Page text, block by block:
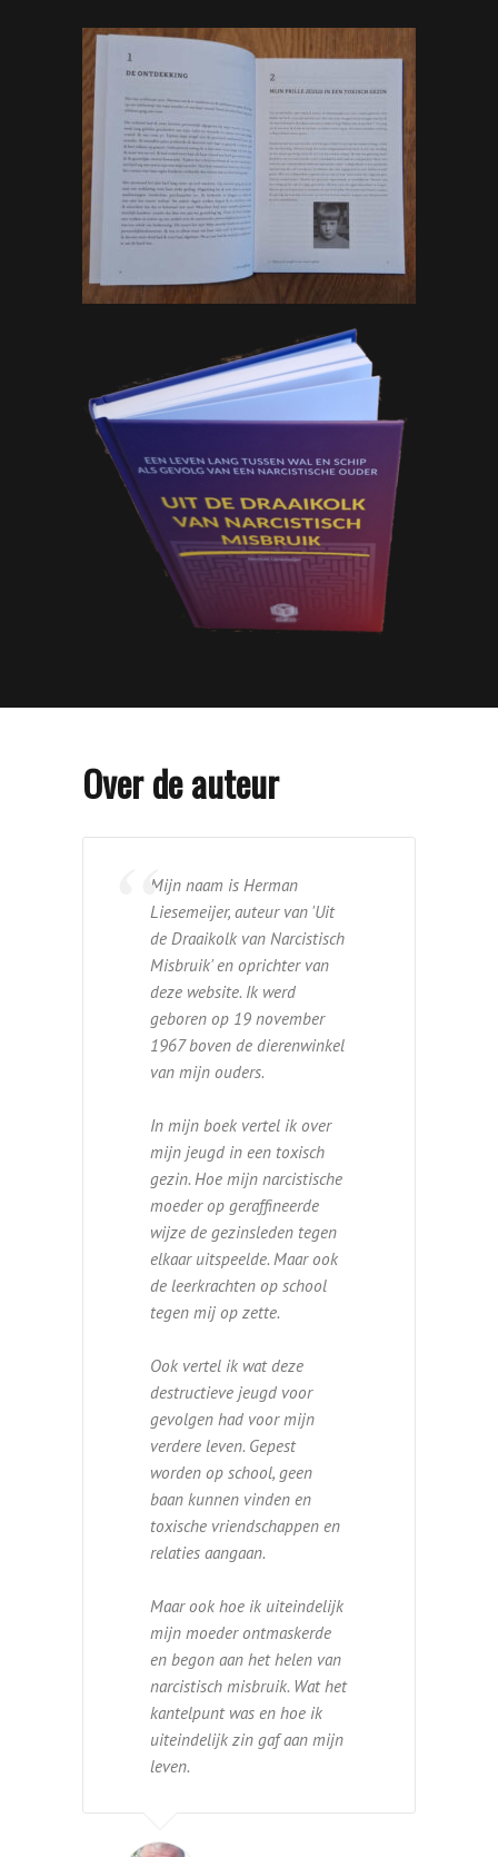
Over de auteur
Mijn naam is Herman
Liesemeijer, auteur van 'Uit
de Draaikolk van Narcistisch
Misbruik' en oprichter van
deze website. Ik werd
geboren op 19 november
1967 boven de dierenwinkel
van mijn ouders.
In mijn boek vertel ik over
mijn jeugd in een toxisch
gezin. Hoe mijn narcistische
moeder op geraffineerde
wijze de gezinsleden tegen
elkaar uitspeelde. Maar ook
de leerkrachten op school
tegen mij op zette.
Ook vertel ik wat deze
destructieve jeugd voor
gevolgen had voor mijn
verdere leven. Gepest
worden op school, geen
baan kunnen vinden en
toxische vriendschappen en
relaties aangaan.
Maar ook hoe ik uiteindelijk
mijn moeder ontmaskerde
en begon aan het helen van
narcistisch misbruik. Wat het
kantelpunt was en hoe ik
uiteindelijk zin gaf aan mijn
leven.